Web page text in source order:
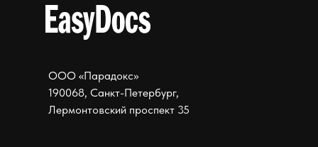
ООО «Парадокс»
190068, Санкт-Петербург,
Лермонтовский проспект 35